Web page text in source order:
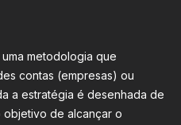
metodologia que
contas (empresas) ou
a estratégia é desenhada de
de alcançar o